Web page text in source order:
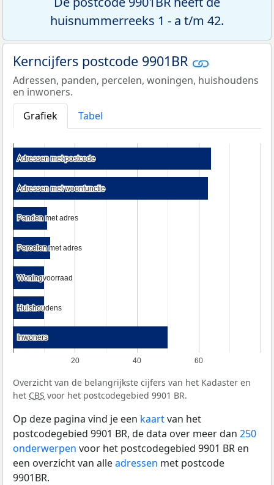
huisnummerreeks 1 - a t/m 42.
Kerncijfers postcode 9901BR
Adressen, panden, percelen, woningen, huishoudens
en inwoners.
Grafiek
Tabel
20 40 60
Adressen met postcode
Adressen met postcode
Adressen met woonfunctie
Adressen met woonfunctie
Panden met adres
Panden met adres
Percelen met adres
Percelen met adres
Woningvoorraad
Woningvoorraad
Huishoudens
Huishoudens
Inwoners
Inwoners
Overzicht van de belangrijkste cijfers van het Kadaster en
het CBS voor het postcodegebied 9901 BR.
Op deze pagina vind je een kaartvan het
postcodegebied 9901 BR, de data over meer dan 250
onderwerpen voor het postcodegebied 9901 BR en
een overzicht van alleadressen met postcode
9901BR.